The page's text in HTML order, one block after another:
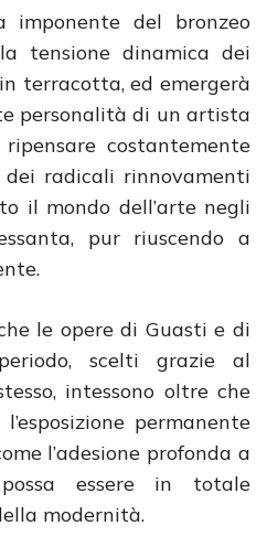
imponente del bronzeo
tensione dinamica dei
terracotta, ed emergerà
personalità di un artista
costantemente
radicali rinnovamenti
il mondo dell’arte negli
pur riuscendo a
le opere di Guasti e di
scelti grazie al
intessono oltre che
permanente
l’adesione profonda a
essere in totale
modernità.